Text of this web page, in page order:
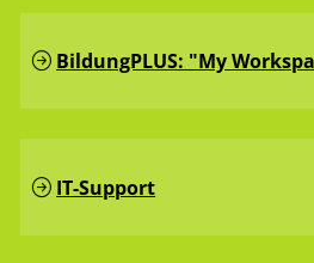
BildungPLUS: "My
IT-Support